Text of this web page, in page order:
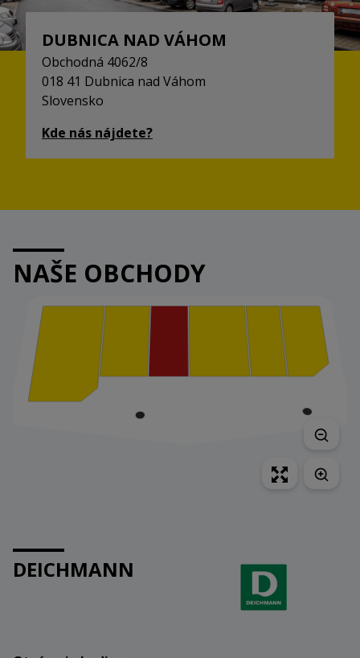
DUBNICA NAD VÁHOM
Obchodná 4062/8
018 41 Dubnica nad Váhom
Slovensko
Kde nás nájdete?
NAŠE OBCHODY
DEICHMANN